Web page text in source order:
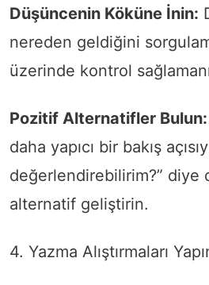
Düşüncenin Köküne İnin:
nereden geldiğini
üzerinde kontrol
Pozitif Alternatifler Bulun:
daha yapıcı bir bakış
değerlendirebilirim?” diye
alternatif geliştirin.
4. Yazma Alıştırmaları